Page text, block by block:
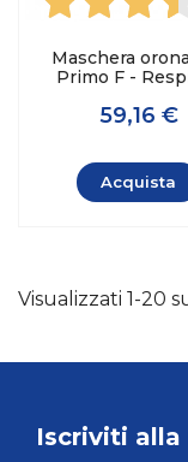
Maschera
Primo F -
59,16 €
Acquista
Visualizzati 1-20
Iscriviti